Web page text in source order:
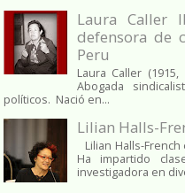
Laura Caller
defensora de
Peru
Laura Caller
Abogada
políticos. Nació en...
Lilian Halls-
Lilian Halls-
Ha impartido
investigadora en